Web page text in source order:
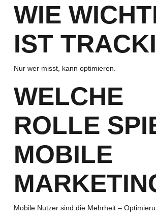
WIE
IST
Nur wer misst, kann optimieren.
WELCHE
ROLLE
MOBILE
Mobile Nutzer sind die Mehrheit –